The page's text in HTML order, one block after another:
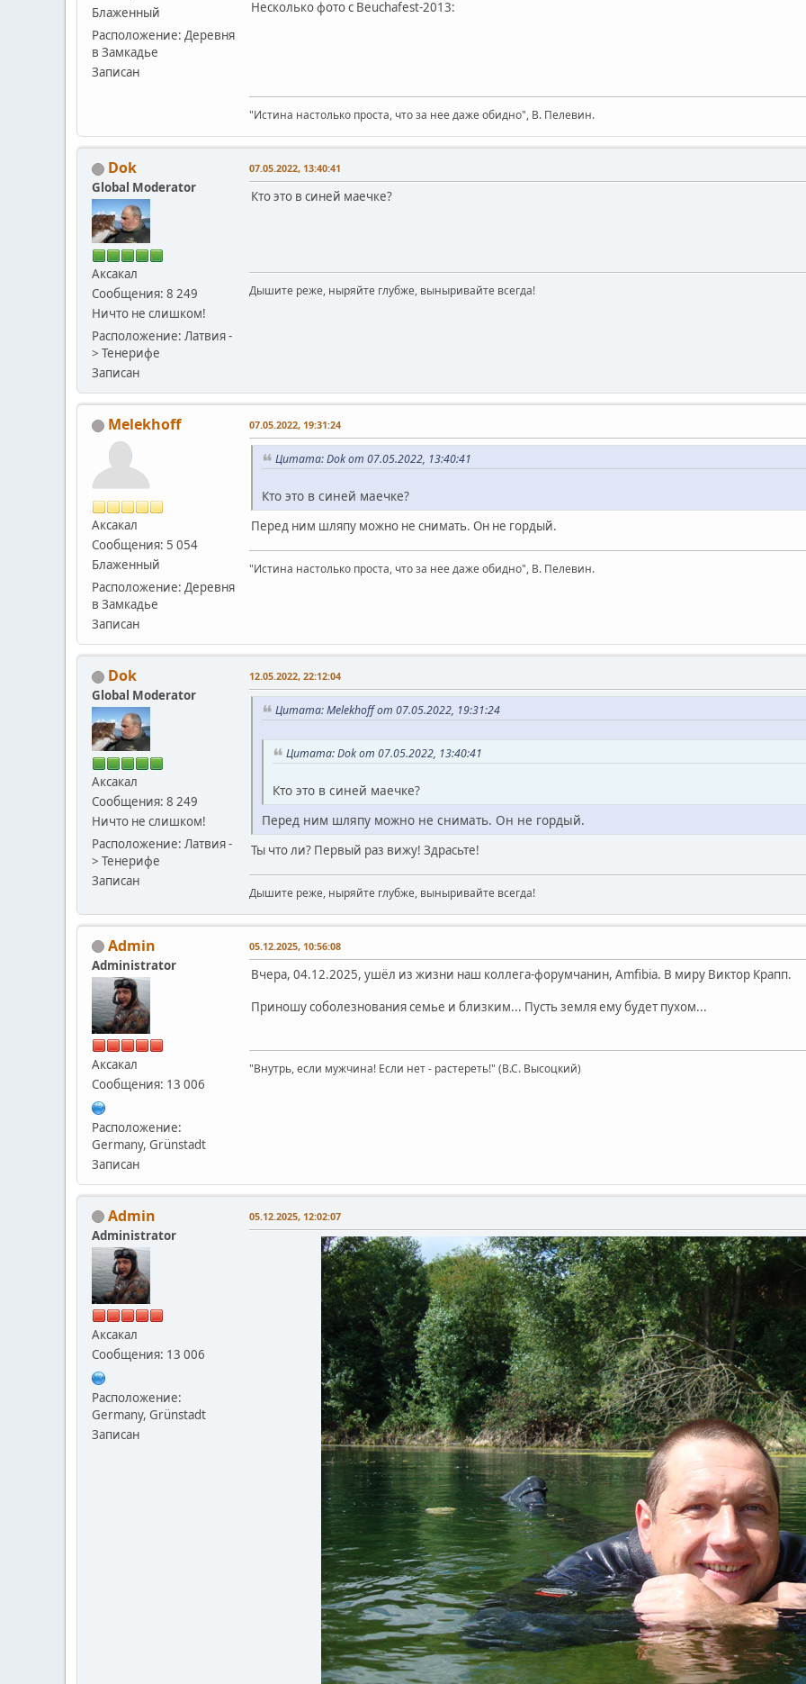
Блаженный
Расположение: Деревня
в Замкадье
Записан
Несколько фото с Beuchafest-2013:
"Истина настолько проста, что за нее даже обидно", В. Пелевин.
Dok
Global Moderator
Аксакал
Сообщения: 8 249
Ничто не слишком!
Расположение: Латвия -
> Тенерифе
Записан
07.05.2022, 13:40:41
Кто это в синей маечке?
Дышите реже, ныряйте глубже, выныривайте всегда!
Melekhoff
Аксакал
Сообщения: 5 054
Блаженный
Расположение: Деревня
в Замкадье
Записан
07.05.2022, 19:31:24
Цитата: Dok от 07.05.2022, 13:40:41
Кто это в синей маечке?
Перед ним шляпу можно не снимать. Он не гордый.
"Истина настолько проста, что за нее даже обидно", В. Пелевин.
Dok
Global Moderator
Аксакал
Сообщения: 8 249
Ничто не слишком!
Расположение: Латвия -
> Тенерифе
Записан
12.05.2022, 22:12:04
Цитата: Melekhoff от 07.05.2022, 19:31:24
Цитата: Dok от 07.05.2022, 13:40:41
Кто это в синей маечке?
Перед ним шляпу можно не снимать. Он не гордый.
Ты что ли? Первый раз вижу! Здрасьте!
Дышите реже, ныряйте глубже, выныривайте всегда!
Admin
Administrator
Аксакал
Сообщения: 13 006
Расположение:
Germany, Grünstadt
Записан
05.12.2025, 10:56:08
Вчера, 04.12.2025, ушёл из жизни наш коллега-форумчанин, Amfibia. В миру Виктор Крапп.
Приношу соболезнования семье и близким... Пусть земля ему будет пухом...
"Внутрь, если мужчина! Если нет - растереть!" (В.С. Высоцкий)
Admin
Administrator
Аксакал
Сообщения: 13 006
Расположение:
Germany, Grünstadt
Записан
05.12.2025, 12:02:07